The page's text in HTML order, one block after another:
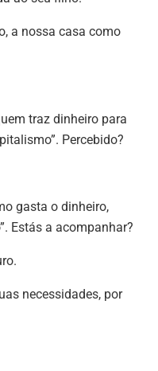
a nossa casa como
traz dinheiro para
Percebido?
gasta o dinheiro,
Estás a acompanhar?
necessidades, por